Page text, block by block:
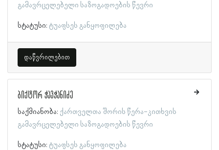
გამავრცელებელი საზოგადოების წევრი
სტატუსი: ტუაფსეს განყოფილება
დაწვრილებით
ბიქტორ ჭავჭანიძე
საქმიანობა: ქართველთა შორის წერა-კითხვის
გამავრცელებელი საზოგადოების წევრი
სტატუსი: ტუაფსეს განყოფილება